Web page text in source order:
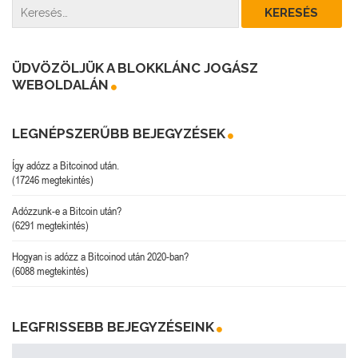
ÜDVÖZÖLJÜK A BLOKKLÁNC JOGÁSZ
WEBOLDALÁN
LEGNÉPSZERŰBB BEJEGYZÉSEK
Így adózz a Bitcoinod után.
(17246 megtekintés)
Adózzunk-e a Bitcoin után?
(6291 megtekintés)
Hogyan is adózz a Bitcoinod után 2020-ban?
(6088 megtekintés)
LEGFRISSEBB BEJEGYZÉSEINK